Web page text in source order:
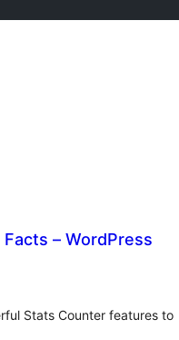
– WordPress
Stats Counter features to